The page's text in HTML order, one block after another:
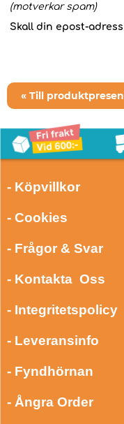
(motverkar spam)
Skall din epost-
« Till
- Köpvillkor
- Cookies
- Frågor & Svar
- Kontakta Oss
- Integritetspolicy
- Leveransinfo
- Fyndhörnan
- Ångra Order